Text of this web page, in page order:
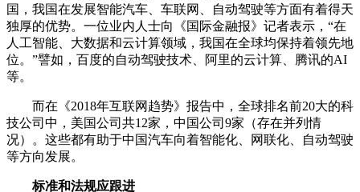
国，我国在发展智能汽车、车联网、自动驾驶等方面有着得天
独厚的优势。一位业内人士向《国际金融报》记者表示，“在
人工智能、大数据和云计算领域，我国在全球均保持着领先地
位。”譬如，百度的自动驾驶技术、阿里的云计算、腾讯的AI
等。
而在《2018年互联网趋势》报告中，全球排名前20大的科
技公司中，美国公司共12家，中国公司9家（存在并列情
况）。这些都有助于中国汽车向着智能化、网联化、自动驾驶
等方向发展。
标准和法规应跟进